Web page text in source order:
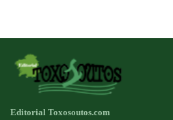
Editorial Toxosoutos.com